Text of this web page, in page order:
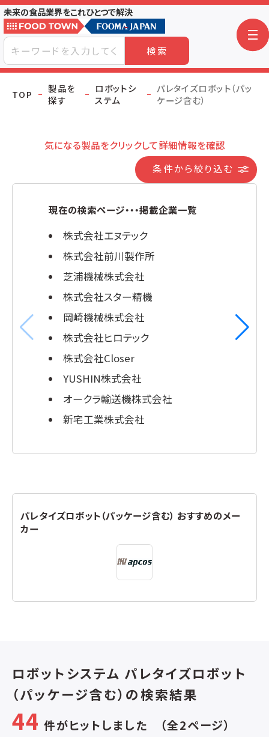
未来の食品業界をこれひとつで解決
検索
TOP
製品を
探す
ロボットシ
ステム
パレタイズロボット（パッ
ケージ含む）
気になる製品をクリックして詳細情報を確認
条件から絞り込む
現在の検索ページ・・・掲載企業一覧
株式会社エヌテック
株式会社前川製作所
芝浦機械株式会社
株式会社スター精機
岡崎機械株式会社
株式会社ヒロテック
株式会社Closer
YUSHIN株式会社
オークラ輸送機株式会社
新宅工業株式会社
パレタイズロボット（パッケージ含む） おすすめのメー
カー
ロボットシステム パレタイズロボット
（パッケージ含む）の検索結果
44 件がヒットしました （全2ページ）